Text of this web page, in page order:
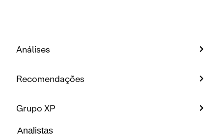
Análises
Recomendações
Grupo XP
Analistas